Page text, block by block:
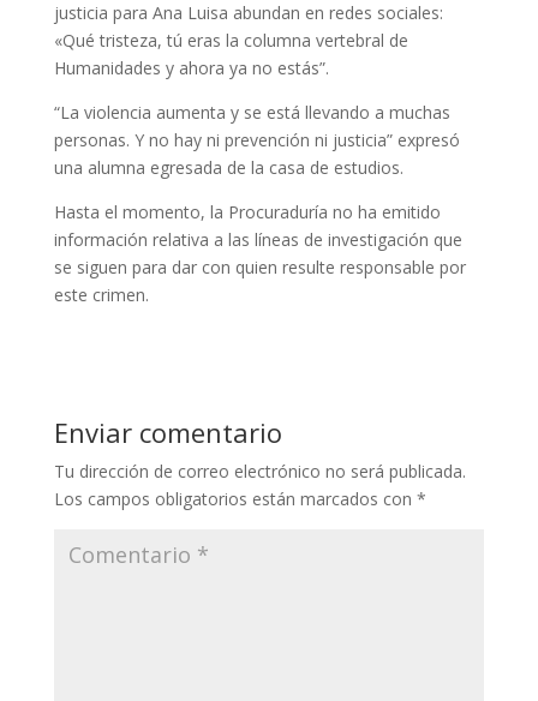
justicia para Ana Luisa abundan en redes sociales:
«Qué tristeza, tú eras la columna vertebral de
Humanidades y ahora ya no estás”.
“La violencia aumenta y se está llevando a muchas
personas. Y no hay ni prevención ni justicia” expresó
una alumna egresada de la casa de estudios.
Hasta el momento, la Procuraduría no ha emitido
información relativa a las líneas de investigación que
se siguen para dar con quien resulte responsable por
este crimen.
Enviar comentario
Tu dirección de correo electrónico no será publicada.
Los campos obligatorios están marcados con *